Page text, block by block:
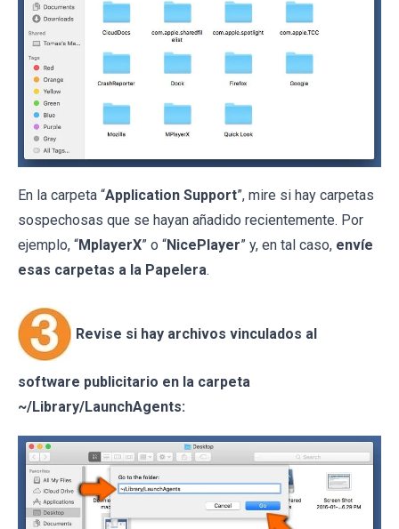
En la carpeta “Application Support”, mire si hay carpetas
sospechosas que se hayan añadido recientemente. Por
ejemplo, “MplayerX” o “NicePlayer” y, en tal caso, envíe
esas carpetas a la Papelera.
Revise si hay archivos vinculados al
software publicitario en la carpeta
~/Library/LaunchAgents: